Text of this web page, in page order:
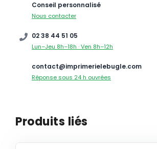
Conseil personnalisé
Nous contacter
02 38 44 51 05
Lun–Jeu 8h–18h · Ven 8h–12h
contact@imprimerielebugle.com
Réponse sous 24 h ouvrées
Produits liés